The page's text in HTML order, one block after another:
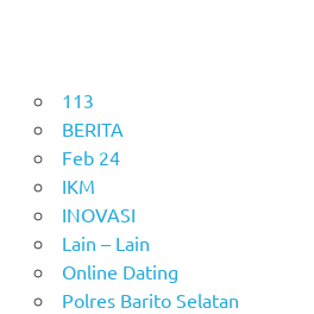
113
BERITA
Feb 24
IKM
INOVASI
Lain – Lain
Online Dating
Polres Barito Selatan